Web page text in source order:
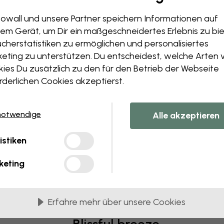
nature
Ursprung des Lebens wieder ins Bewusstsein gerückt: die
gewohnt, haben viele Menschen lange Spaziergänge und
heilenden und entspannenden Kräfte des Waldes auf eine
offenen Armen in ihrem Zuhause willkommen geheißen. Das
als auch an Kunsthandwerk feststellen.
Burgundy Flowers - Photowall
die Menschen ihr Zuhause mit erdigen Farben wie Waldgrün,
wo man eine möglichst harmonische Umgebung
Farben wie Rote Beete und Grünkohl zu kombinieren.
belebendes Gefühl.
und unsere Partner speichern Informationen auf
Gerät, um Dir ein maßgeschneidertes Erlebnis zu
zu ermöglichen und personalisiertes
zu unterstützen. Du entscheidest, welche Arten
Du zusätzlich zu den für den Betrieb der Webseite
Cookies akzeptierst.
Alle akzeptieren
Erfahre mehr über unsere Cookies